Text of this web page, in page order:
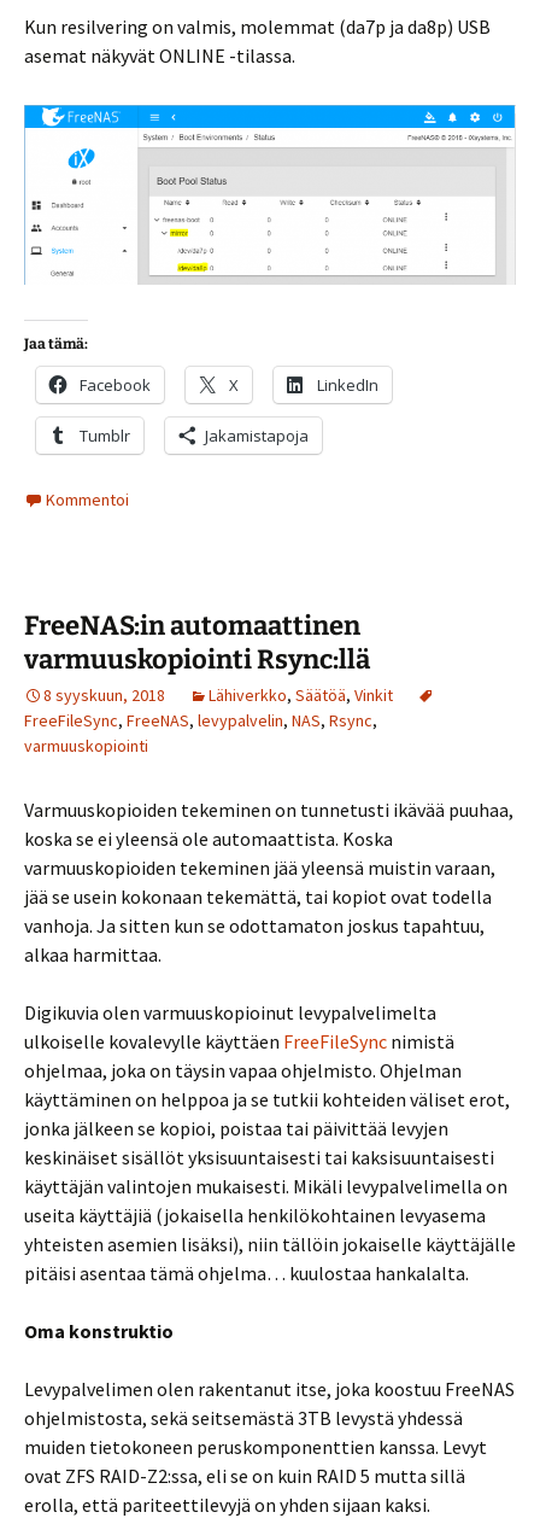
Kun resilvering on valmis, molemmat (da7p ja da8p) USB
asemat näkyvät ONLINE -tilassa.
Jaa tämä:
Facebook X LinkedIn
Tumblr Jakamistapoja
Kommentoi
FreeNAS:in automaattinen
varmuuskopiointi Rsync:llä
8 syyskuun, 2018 Lähiverkko, Säätöä, Vinkit
FreeFileSync, FreeNAS, levypalvelin, NAS, Rsync,
varmuuskopiointi
Varmuuskopioiden tekeminen on tunnetusti ikävää puuhaa,
koska se ei yleensä ole automaattista. Koska
varmuuskopioiden tekeminen jää yleensä muistin varaan,
jää se usein kokonaan tekemättä, tai kopiot ovat todella
vanhoja. Ja sitten kun se odottamaton joskus tapahtuu,
alkaa harmittaa.
Digikuvia olen varmuuskopioinut levypalvelimelta
ulkoiselle kovalevylle käyttäen FreeFileSync nimistä
ohjelmaa, joka on täysin vapaa ohjelmisto. Ohjelman
käyttäminen on helppoa ja se tutkii kohteiden väliset erot,
jonka jälkeen se kopioi, poistaa tai päivittää levyjen
keskinäiset sisällöt yksisuuntaisesti tai kaksisuuntaisesti
käyttäjän valintojen mukaisesti. Mikäli levypalvelimella on
useita käyttäjiä (jokaisella henkilökohtainen levyasema
yhteisten asemien lisäksi), niin tällöin jokaiselle käyttäjälle
pitäisi asentaa tämä ohjelma… kuulostaa hankalalta.
Oma konstruktio
Levypalvelimen olen rakentanut itse, joka koostuu FreeNAS
ohjelmistosta, sekä seitsemästä 3TB levystä yhdessä
muiden tietokoneen peruskomponenttien kanssa. Levyt
ovat ZFS RAID-Z2:ssa, eli se on kuin RAID 5 mutta sillä
erolla, että pariteettilevyjä on yhden sijaan kaksi.